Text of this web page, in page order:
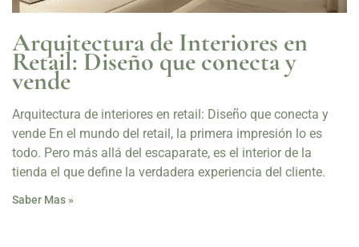
Arquitectura de Interiores en
Retail: Diseño que conecta y
vende
Arquitectura de interiores en retail: Diseño que conecta y
vende En el mundo del retail, la primera impresión lo es
todo. Pero más allá del escaparate, es el interior de la
tienda el que define la verdadera experiencia del cliente.
Saber Mas »